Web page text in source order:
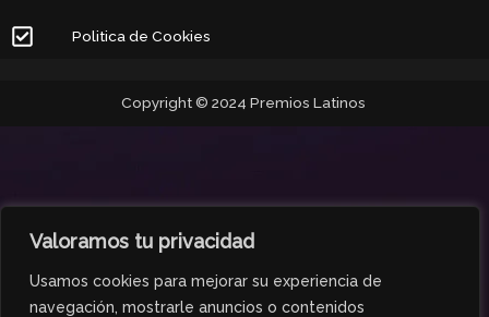
Valoramos tu privacidad
Usamos cookies para mejorar su experiencia de
navegación, mostrarle anuncios o contenidos
Politica de Cookies
Copyright © 2024 Premios Latinos